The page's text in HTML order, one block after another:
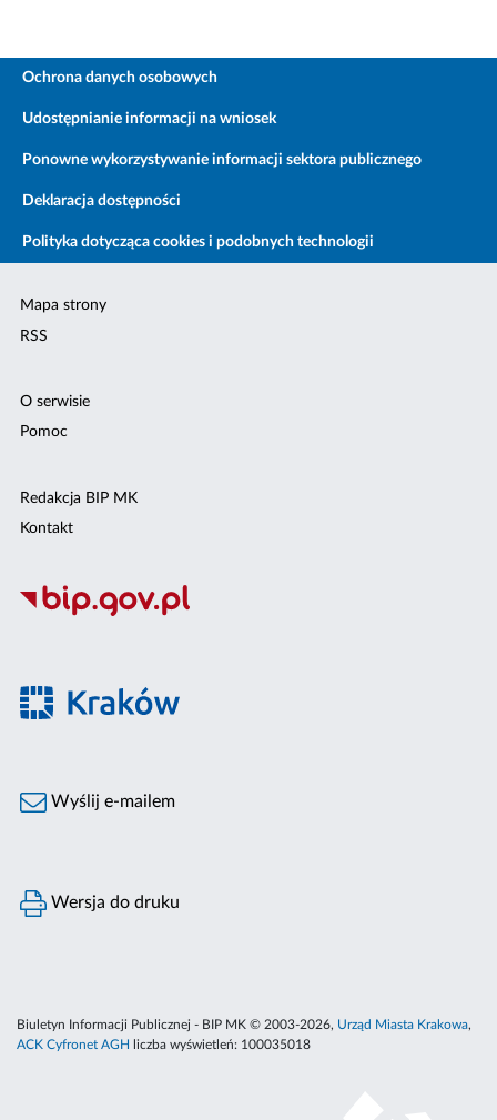
Ochrona danych osobowych
Udostępnianie informacji na wniosek
Ponowne wykorzystywanie informacji sektora publicznego
Deklaracja dostępności
Polityka dotycząca cookies i podobnych technologii
Mapa strony
RSS
O serwisie
Pomoc
Redakcja BIP MK
Kontakt
Wyślij e-mailem
Wersja do druku
Biuletyn Informacji Publicznej - BIP MK © 2003-2026, Urząd Miasta Krakowa,
ACK Cyfronet AGH
liczba wyświetleń: 100035018